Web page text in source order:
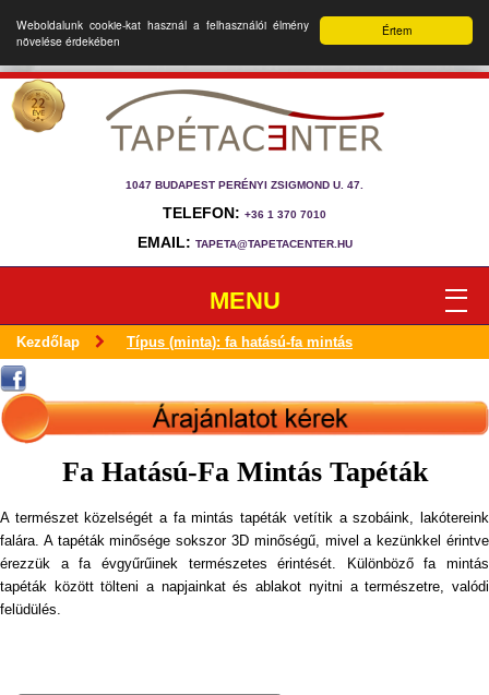
Értem
Weboldalunk cookie-kat használ a felhasználói élmény
növelése érdekében
1047 BUDAPEST PERÉNYI ZSIGMOND U. 47.
TELEFON: +36 1 370 7010
EMAIL: TAPETA@TAPETACENTER.HU
MENU
Kezdőlap Típus (minta): fa hatású-fa mintás
Fa Hatású-Fa Mintás Tapéták
A természet közelségét a fa mintás tapéták vetítik a szobáink, lakótereink
falára. A tapéták minősége sokszor 3D minőségű, mivel a kezünkkel érintve
érezzük a fa évgyűrűinek természetes érintését. Különböző fa mintás
tapéták között tölteni a napjainkat és ablakot nyitni a természetre, valódi
felüdülés.